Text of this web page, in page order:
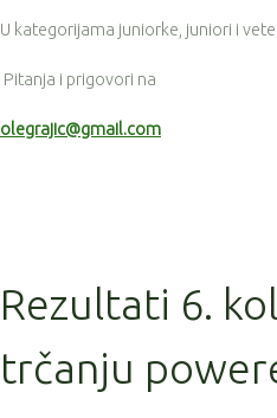
U kategorijama juniorke, juniori i
Pitanja i prigovori na
olegrajic@gmail.com
Rezultati 6.
trčanju